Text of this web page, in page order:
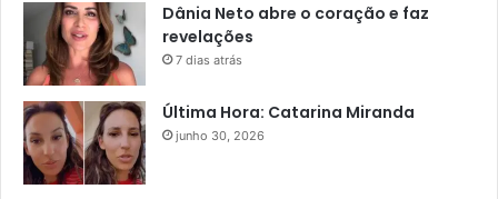
Dânia Neto abre o coração e faz
revelações
7 dias atrás
Última Hora: Catarina Miranda
junho 30, 2026